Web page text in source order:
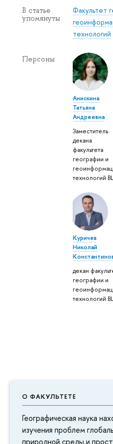
О ФАКУЛЬТЕТЕ
Географическая наука
изучения проблем
природной среды и
В статье
упомянуты
Факультет
технологий
Персоны
Анискина
Татьяна
Андреевна
Заместитель
декана
факультета
географии и
технологий
Куричев
Николай
декан
географии и
технологий